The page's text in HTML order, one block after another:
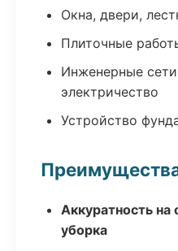
Окна, двери,
Плиточные
Инженерные
электричество
Устройство
Аккуратность на
уборка